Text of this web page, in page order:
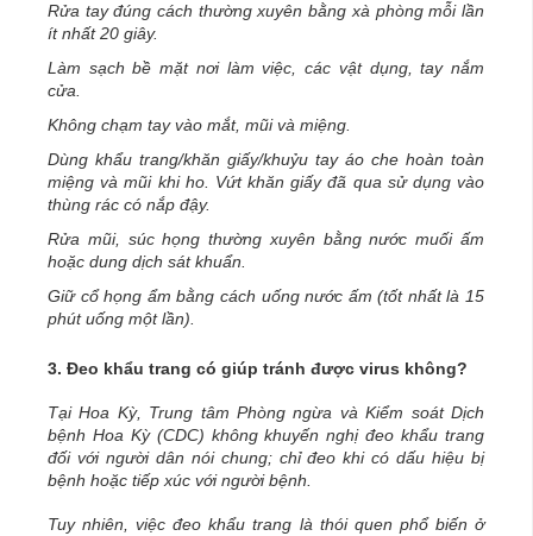
Rửa tay đúng cách thường xuyên bằng xà phòng mỗi lần
ít nhất 20 giây.
Làm sạch bề mặt nơi làm việc, các vật dụng, tay nắm
cửa.
Không chạm tay vào mắt, mũi và miệng.
Dùng khẩu trang/khăn giấy/khuỷu tay áo che hoàn toàn
miệng và mũi khi ho. Vứt khăn giấy đã qua sử dụng vào
thùng rác có nắp đậy.
Rửa mũi, súc họng thường xuyên bằng nước muối ấm
hoặc dung dịch sát khuẩn.
Giữ cổ họng ẩm bằng cách uống nước ấm (tốt nhất là 15
phút uống một lần).
3. Đeo khẩu trang có giúp tránh được virus không?
Tại Hoa Kỳ, Trung tâm Phòng ngừa và Kiểm soát Dịch
bệnh Hoa Kỳ (CDC) không khuyến nghị đeo khẩu trang
đối với người dân nói chung; chỉ đeo khi có dấu hiệu bị
bệnh hoặc tiếp xúc với người bệnh.
Tuy nhiên, việc đeo khẩu trang là thói quen phổ biến ở